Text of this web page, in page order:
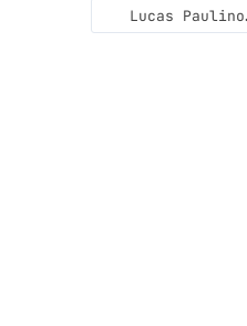
Lucas Paulinovich